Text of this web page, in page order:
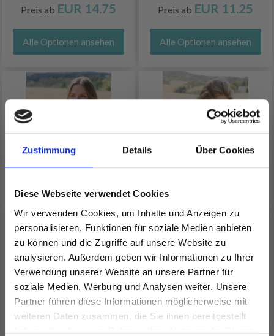
Zustimmung Details Über Cookies
Diese Webseite verwendet Cookies
Wir verwenden Cookies, um Inhalte und Anzeigen zu
personalisieren, Funktionen für soziale Medien anbieten
zu können und die Zugriffe auf unsere Website zu
analysieren. Außerdem geben wir Informationen zu Ihrer
Verwendung unserer Website an unsere Partner für
soziale Medien, Werbung und Analysen weiter. Unsere
Partner führen diese Informationen möglicherweise mit
weiteren Daten zusammen, die Sie ihnen bereitgestellt
haben oder die sie im Rahmen Ihrer Nutzung der Dienste
Preis ab EUR 14.75
Alle Optionen ansehen
Preis ab EUR 11.25
Alle Optionen ansehen
268-36 GOLDEN MIST
TEE BY DROPS DESIGN
Preis abEUR 11.25
Alle Optionen ansehen
267-24 GREY ORCHID
TOP BY DROPS DESIGN
Preis abEUR 6.20
Alle Optionen ansehen
Spare bis zu 50%